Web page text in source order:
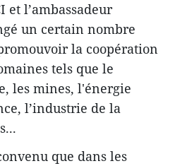
et l’ambassadeur
un certain nombre
la coopération
tels que le
les mines, l'énergie
l’industrie de la
que dans les